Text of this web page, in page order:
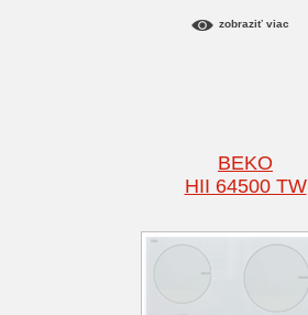
zobraziť viac
BEKO
HII 64500 TW